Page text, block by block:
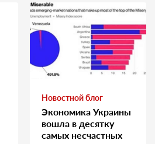
Новостной блог
Экономика Украины
вошла в десятку
самых несчастных